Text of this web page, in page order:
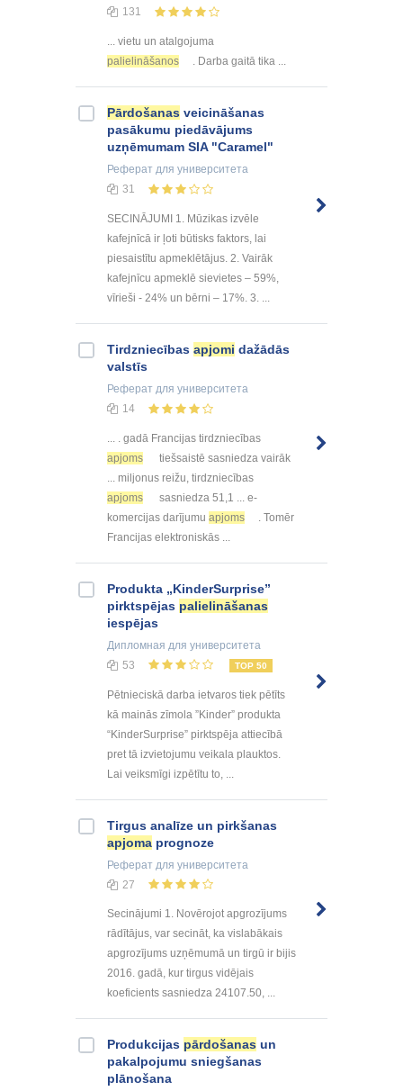
131
... vietu un atalgojuma
palielināšanos
. Darba gaitā tika ...
Pārdošanas veicināšanas
pasākumu piedāvājums
uzņēmumam SIA "Caramel"
Реферат для университета
31
SECINĀJUMI 1. Mūzikas izvēle
kafejnīcā ir ļoti būtisks faktors, lai
piesaistītu apmeklētājus. 2. Vairāk
kafejnīcu apmeklē sievietes – 59%,
vīrieši - 24% un bērni – 17%. 3. ...
Tirdzniecības apjomi dažādās
valstīs
Реферат для университета
14
... . gadā Francijas tirdzniecības
apjoms
tiešsaistē sasniedza vairāk
... miljonus reižu, tirdzniecības
apjoms
sasniedza 51,1 ... e-
komercijas darījumu apjoms
. Tomēr
Francijas elektroniskās ...
Produkta „KinderSurprise”
pirktspējas palielināšanas
iespējas
Дипломная для университета
53
TOP 50
Pētnieciskā darba ietvaros tiek pētīts
kā mainās zīmola ”Kinder” produkta
“KinderSurprise” pirktspēja attiecībā
pret tā izvietojumu veikala plauktos.
Lai veiksmīgi izpētītu to, ...
Tirgus analīze un pirkšanas
apjoma prognoze
Реферат для университета
27
Secinājumi 1. Novērojot apgrozījums
rādītājus, var secināt, ka vislabākais
apgrozījums uzņēmumā un tirgū ir bijis
2016. gadā, kur tirgus vidējais
koeficients sasniedza 24107.50, ...
Produkcijas pārdošanas un
pakalpojumu sniegšanas
plānošana